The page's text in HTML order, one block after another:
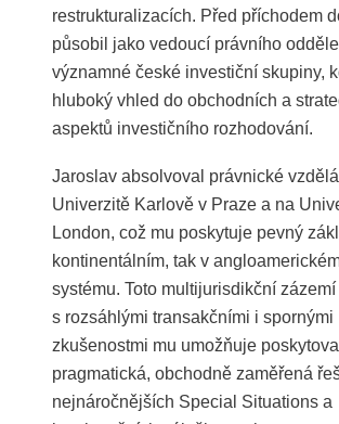
restrukturalizacích. Před příchodem
působil jako vedoucí právního
významné české investiční skupiny,
hluboký vhled do obchodních a
aspektů investičního rozhodování.
Jaroslav absolvoval právnické
Univerzitě Karlově v Praze a na
London, což mu poskytuje pevný
kontinentálním, tak v
systému. Toto multijurisdikční
s rozsáhlými transakčními i spornými
zkušenostmi mu umožňuje
pragmatická, obchodně zaměřená
nejnáročnějších Special Situations a